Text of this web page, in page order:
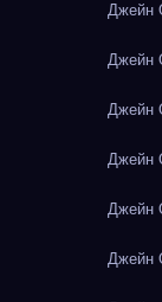
Джейн
Джейн
Джейн
Джейн
Джейн
Джейн